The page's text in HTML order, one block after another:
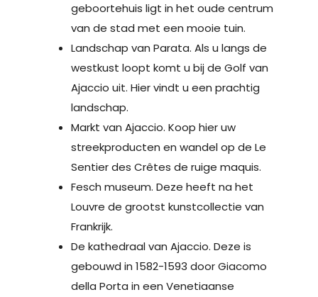
geboortehuis ligt in het oude centrum
van de stad met een mooie tuin.
Landschap van Parata. Als u langs de
westkust loopt komt u bij de Golf van
Ajaccio uit. Hier vindt u een prachtig
landschap.
Markt van Ajaccio. Koop hier uw
streekproducten en wandel op de Le
Sentier des Crêtes de ruige maquis.
Fesch museum. Deze heeft na het
Louvre de grootst kunstcollectie van
Frankrijk.
De kathedraal van Ajaccio. Deze is
gebouwd in 1582-1593 door Giacomo
della Porta in een Venetiaanse